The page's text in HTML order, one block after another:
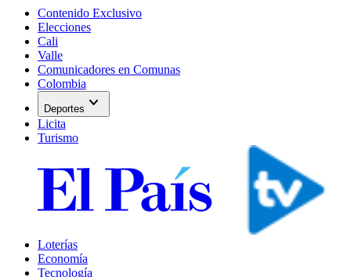
Contenido Exclusivo
Elecciones
Cali
Valle
Comunicadores en Comunas
Colombia
Deportes expand_more
Licita
Turismo
Loterías
Economía
Tecnología